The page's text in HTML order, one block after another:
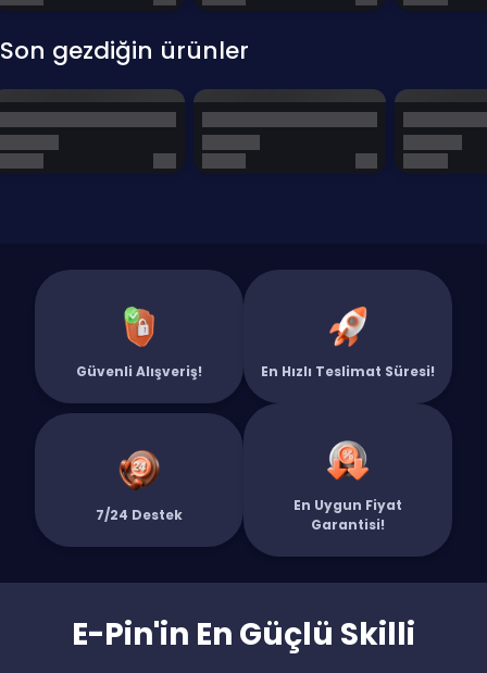
Son gezdiğin ürünler
Güvenli Alışveriş! En Hızlı Teslimat Süresi!
7/24 Destek
En Uygun Fiyat
Garantisi!
E-Pin'in En Güçlü Skilli